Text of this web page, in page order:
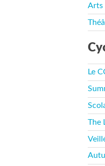
Arts
Le
The